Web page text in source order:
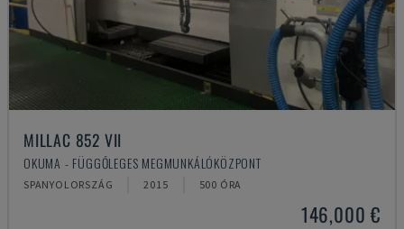
MILLAC 852 VII
OKUMA - FÜGGŐLEGES MEGMUNKÁLÓKÖZPONT
SPANYOLORSZÁG 2015 500 ÓRA
146,000 €